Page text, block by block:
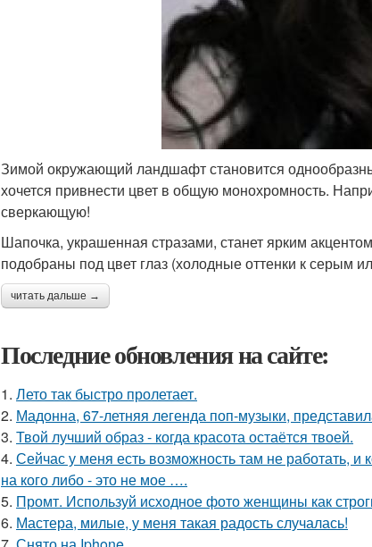
Зимой окружающий ландшафт становится
хочется привнести цвет в общую монохромность.
сверкающую!
Шапочка, украшенная стразами, станет ярким
подобраны под цвет глаз (холодные оттенки к серым
читать дальше →
Последние обновления на сайте:
1. Лето так быстро пролетает.
2. Мадонна, 67-летняя легенда поп-музыки,
3. Твой лучший образ - когда красота остаётся твоей.
4. Сейчас у меня есть возможность там не работать,
на кого либо - это не мое ….
5. Промт. Используй исходное фото женщины как
6. Мастера, милые, у меня такая радость случалась!